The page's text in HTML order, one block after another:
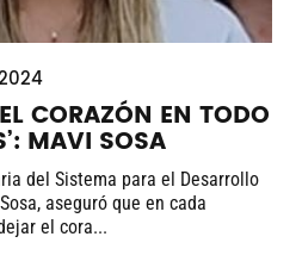
CORAZÓN EN TODO
MAVI SOSA
del Sistema para el Desarrollo
aseguró que en cada
el cora...